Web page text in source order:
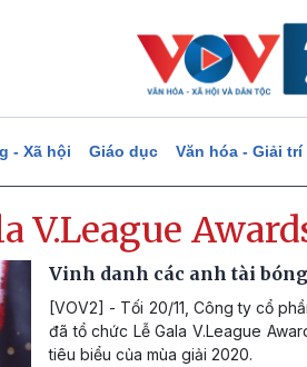
- Xã hội Giáo dục Văn hóa - Giải trí
V.League
Vinh danh các anh tài
[VOV2] - Tối 20/11, Công ty cổ
đã tổ chức Lễ Gala V.League
tiêu biểu của mùa giải 2020.